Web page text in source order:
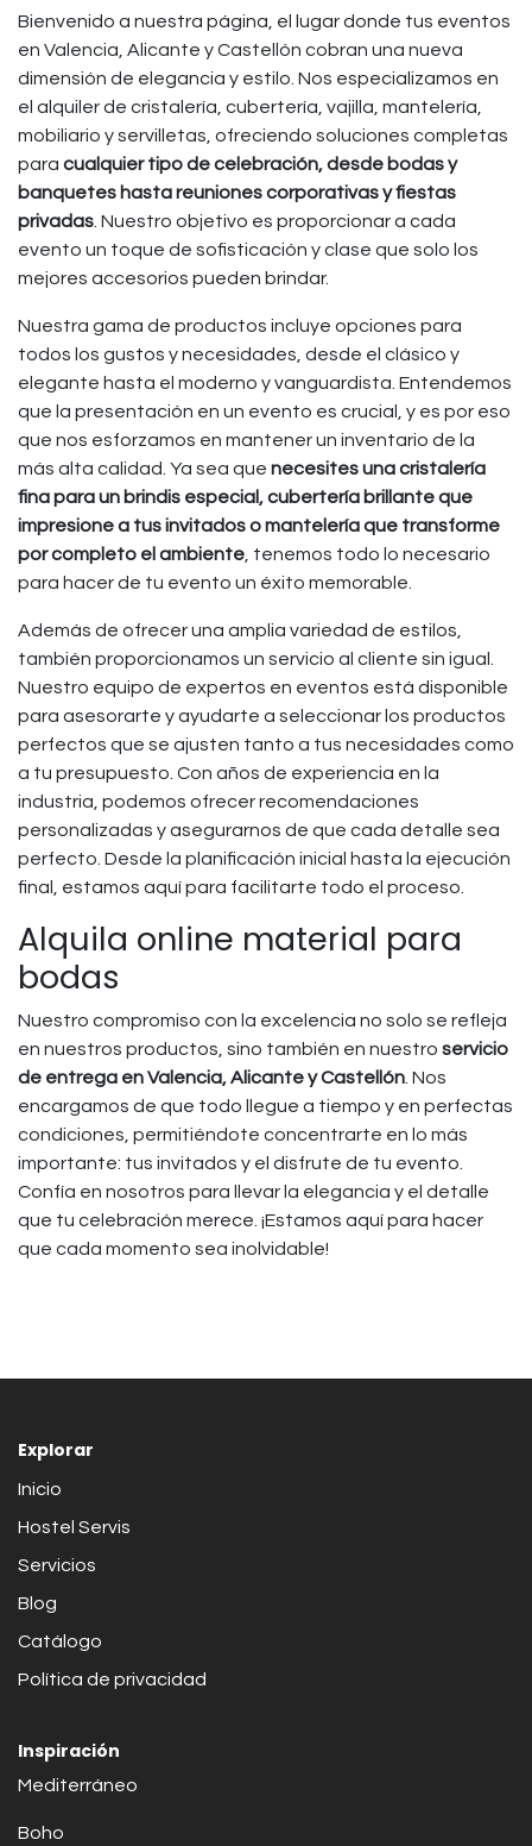
Bienvenido a nuestra página, el lugar donde tus eventos
en Valencia, Alicante y Castellón cobran una nueva
dimensión de elegancia y estilo. Nos especializamos en
el alquiler de cristalería, cubertería, vajilla, mantelería,
mobiliario y servilletas, ofreciendo soluciones completas
para cualquier tipo de celebración, desde bodas y
banquetes hasta reuniones corporativas y fiestas
privadas . Nuestro objetivo es proporcionar a cada
evento un toque de sofisticación y clase que solo los
mejores accesorios pueden brindar.
Nuestra gama de productos incluye opciones para
todos los gustos y necesidades, desde el clásico y
elegante hasta el moderno y vanguardista. Entendemos
que la presentación en un evento es crucial, y es por eso
que nos esforzamos en mantener un inventario de la
más alta calidad. Ya sea que necesites una cristalería
fina para un brindis especial, cubertería brillante que
impresione a tus invitados o mantelería que transforme
por completo el ambiente , tenemos todo lo necesario
para hacer de tu evento un éxito memorable.
Además de ofrecer una amplia variedad de estilos,
también proporcionamos un servicio al cliente sin igual.
Nuestro equipo de expertos en eventos está disponible
para asesorarte y ayudarte a seleccionar los productos
perfectos que se ajusten tanto a tus necesidades como
a tu presupuesto. Con años de experiencia en la
industria, podemos ofrecer recomendaciones
personalizadas y asegurarnos de que cada detalle sea
perfecto. Desde la planificación inicial hasta la ejecución
final, estamos aquí para facilitarte todo el proceso.
Alquila online material para
bodas
Nuestro compromiso con la excelencia no solo se refleja
en nuestros productos, sino también en nuestro servicio
de entrega en Valencia, Alicante y Castellón . Nos
encargamos de que todo llegue a tiempo y en perfectas
condiciones, permitiéndote concentrarte en lo más
importante: tus invitados y el disfrute de tu evento.
Confía en nosotros para llevar la elegancia y el detalle
que tu celebración merece. ¡Estamos aquí para hacer
que cada momento sea inolvidable!
Explorar
Inicio
Hostel Servis
Servicios
Blog
Catálogo
Política de privacidad
Inspiración
Mediterráneo
Boho